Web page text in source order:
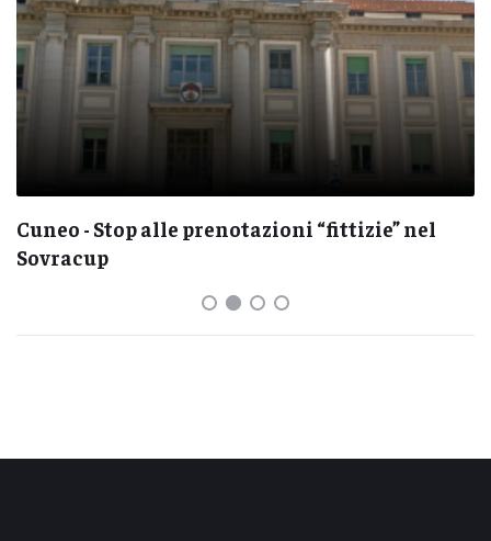
Cuneo - Stop alle prenotazioni “fittizie” nel
Sovracup